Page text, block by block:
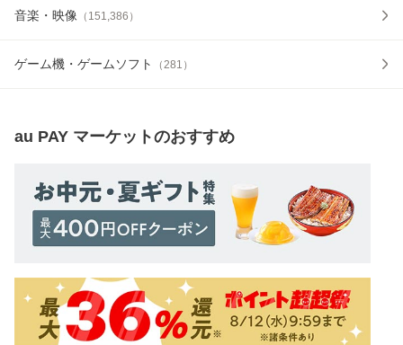
音楽・映像 （ 151,386 ）
ゲーム機・ゲームソフト （281 ）
au PAY マーケットのおすすめ